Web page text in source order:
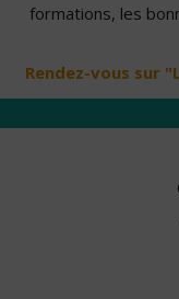
formations, les
Rendez-vous sur